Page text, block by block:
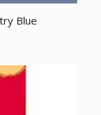
Blue